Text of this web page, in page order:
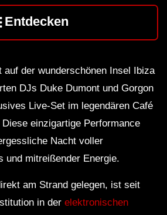
Entdecken
auf der wunderschönen Insel Ibiza
DJs Duke Dumont und Gorgon
Live-Set im legendären Café
einzigartige Performance
Nacht voller
und mitreißender Energie.
am Strand gelegen, ist seit
in der elektronischen